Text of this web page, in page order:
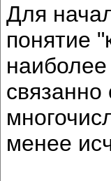
Для
понятие
менее